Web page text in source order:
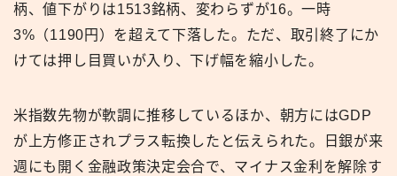
柄、値下がりは1513銘柄、変わらずが16。一時
3%（1190円）を超えて下落した。ただ、取引終了にか
けては押し目買いが入り、下げ幅を縮小した。
米指数先物が軟調に推移しているほか、朝方にはGDP
が上方修正されプラス転換したと伝えられた。日銀が来
週にも開く金融政策決定会合で、マイナス金利を解除す